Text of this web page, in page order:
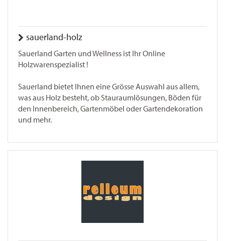
sauerland-holz
Sauerland Garten und Wellness ist Ihr Online
Holzwarenspezialist !
Sauerland bietet Ihnen eine Grösse Auswahl aus allem,
was aus Holz besteht, ob Stauraumlösungen, Böden für
den Innenbereich, Gartenmöbel oder Gartendekoration
und mehr.